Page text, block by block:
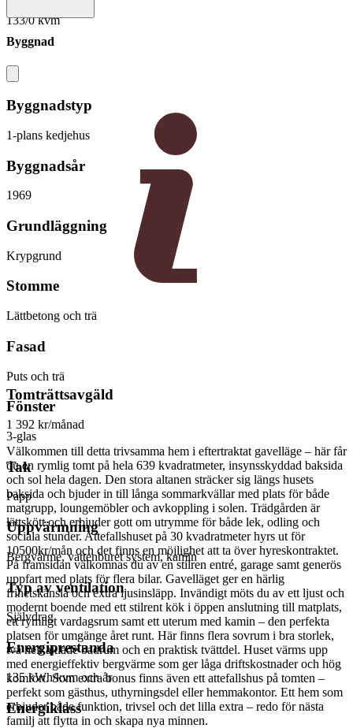
133/0 kvm
Tomträttsavgäld
1 392 kr/månad
Välkommen till detta trivsamma hem i eftertraktat gavelläge – här får
du en rymlig tomt på hela 639 kvadratmeter, insynsskyddad baksida
och sol hela dagen. Den stora altanen sträcker sig längs husets
baksida och bjuder in till långa sommarkvällar med plats för både
matgrupp, loungemöbler och avkoppling i solen. Trädgården är
lättskött och erbjuder gott om utrymme för både lek, odling och
sociala stunder. Attefallshuset på 30 kvadratmeter hyrs ut för
10500kr/mån och det finns en möjlighet att ta över hyreskontraktet.
På framsidan välkomnas du av en stilren entré, garage samt generös
uppfart med plats för flera bilar. Gavelläget ger en härlig
frihetskänsla och extra ljusinsläpp. Invändigt möts du av ett ljust och
modernt boende med ett stilrent kök i öppen anslutning till matplats,
ett rymligt vardagsrum samt ett uterum med kamin – den perfekta
platsen för umgänge året runt. Här finns flera sovrum i bra storlek,
två helkaklade badrum och en praktisk tvättdel. Huset värms upp
med energieffektiv bergvärme som ger låga driftskostnader och hög
komfort. Som extra bonus finns även ett attefallshus på tomten –
perfekt som gästhus, uthyrningsdel eller hemmakontor. Ett hem som
erbjuder både funktion, trivsel och det lilla extra – redo för nästa
familj att flytta in och skapa nya minnen.
Byggnad
Byggnadstyp
1-plans kedjehus
Byggnadsår
1969
Grundläggning
Krypgrund
Stomme
Lättbetong och trä
Fasad
Puts och trä
Fönster
3-glas
Tak
Papp
Uppvärmning
Bergvärme, vattenburet system, kamin
Typ av ventilation
Självdrag
Energiprestanda
135 kWh/kvm och år
Energiklass